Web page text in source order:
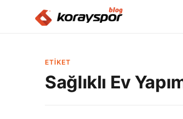
ETIKET
Sağlıklı Ev